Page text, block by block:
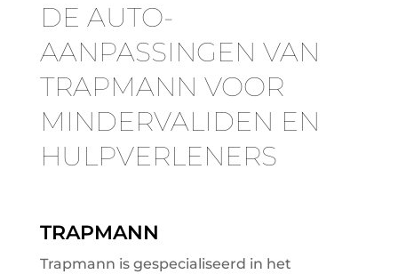
DE AUTO-
AANPASSINGEN VAN
TRAPMANN VOOR
MINDERVALIDEN EN
HULPVERLENERS
TRAPMANN
Trapmann is gespecialiseerd in het